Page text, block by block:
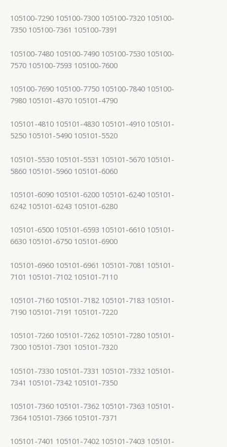
105100-7290 105100-7300 105100-7320 105100-
7350 105100-7361 105100-7391
105100-7480 105100-7490 105100-7530 105100-
7570 105100-7593 105100-7600
105100-7690 105100-7750 105100-7840 105100-
7980 105101-4370 105101-4790
105101-4810 105101-4830 105101-4910 105101-
5250 105101-5490 105101-5520
105101-5530 105101-5531 105101-5670 105101-
5860 105101-5960 105101-6060
105101-6090 105101-6200 105101-6240 105101-
6242 105101-6243 105101-6280
105101-6500 105101-6593 105101-6610 105101-
6630 105101-6750 105101-6900
105101-6960 105101-6961 105101-7081 105101-
7101 105101-7102 105101-7110
105101-7160 105101-7182 105101-7183 105101-
7190 105101-7191 105101-7220
105101-7260 105101-7262 105101-7280 105101-
7300 105101-7301 105101-7320
105101-7330 105101-7331 105101-7332 105101-
7341 105101-7342 105101-7350
105101-7360 105101-7362 105101-7363 105101-
7364 105101-7366 105101-7371
105101-7401 105101-7402 105101-7403 105101-